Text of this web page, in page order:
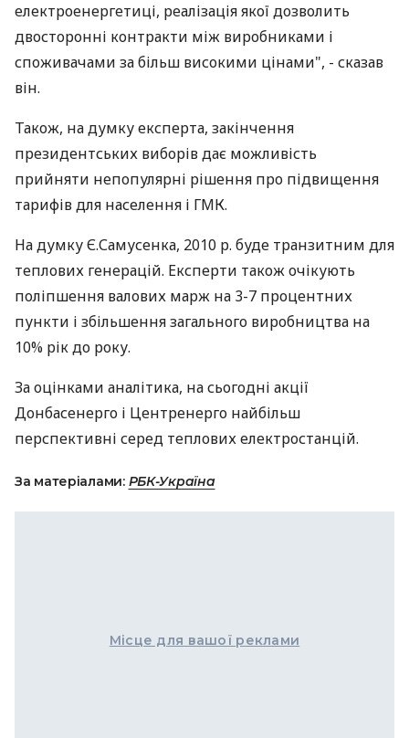
електроенергетиці, реалізація якої дозволить
двосторонні контракти між виробниками і
споживачами за більш високими цінами", - сказав
він.
Також, на думку експерта, закінчення
президентських виборів дає можливість
прийняти непопулярні рішення про підвищення
тарифів для населення і ГМК.
На думку Є.Самусенка, 2010 р. буде транзитним для
теплових генерацій. Експерти також очікують
поліпшення валових марж на 3-7 процентних
пункти і збільшення загального виробництва на
10% рік до року.
За оцінками аналітика, на сьогодні акції
Донбасенерго і Центренерго найбільш
перспективні серед теплових електростанцій.
За матеріалами: РБК-Україна
Місце для вашої реклами